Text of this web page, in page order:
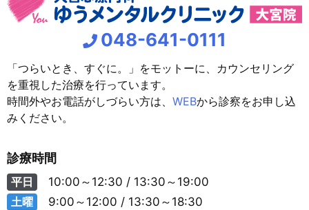
048-641-0111
「つらいとき、すぐに。」をモットーに、カウンセリング
を重視した治療を行っています。
時間外やお電話がしづらい方は、 WEBから診察をお申し込
みください。
診療時間
平日
10:00～12:30 / 13:30～19:00
土曜
9:00～12:00 / 13:30～18:30